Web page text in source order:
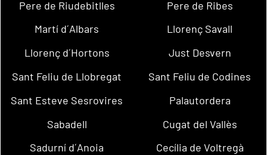
Pere de Riudebitlles
Pere de Ribes
Martí d´Albars
Llorenç Savall
Llorenç d´Hortons
Just Desvern
Sant Feliu de Llobregat
Sant Feliu de Codines
Sant Esteve Sesrovires
Palautordera
Sabadell
Cugat del Vallès
Sadurní d´Anoia
Cecília de Voltregà